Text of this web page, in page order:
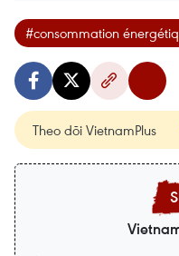
#consommation
Theo dõi VietnamPlus